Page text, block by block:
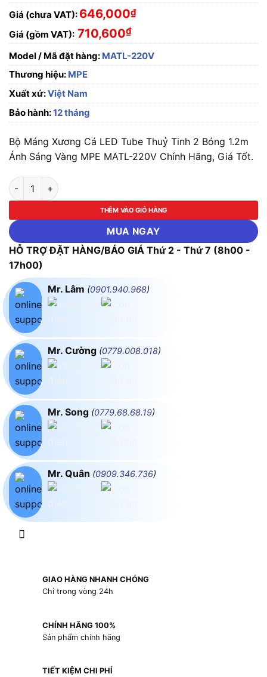
Giá (chưa VAT): 646,000₫
Giá (gồm VAT): 710,600₫
Model / Mã đặt hàng: MATL-220V
Thương hiệu: MPE
Xuất xứ:Việt Nam
Bảo hành:12 tháng
Bộ Máng Xương Cá LED Tube Thuỷ Tinh 2 Bóng 1.2m
Ánh Sáng Vàng MPE MATL-220V Chính Hãng, Giá Tốt.
Bộ Máng Xương Cá LED Tube Thuỷ Tinh 2 Bóng 1.2m Ánh
THÊM VÀO GIỎ HÀNG
MUA NGAY
HỖ TRỢ ĐẶT HÀNG/BÁO GIÁ Thứ 2 - Thứ 7 (8h00 -
17h00)
Mr. Lâm (0901.940.968)
Mr. Cường (0779.008.018)
Mr. Song (0779.68.68.19)
Mr. Quân (0909.346.736)
GIAO HÀNG NHANH CHÓNG
Chỉ trong vòng 24h
CHÍNH HÃNG 100%
Sản phẩm chính hãng
TIẾT KIỆM CHI PHÍ